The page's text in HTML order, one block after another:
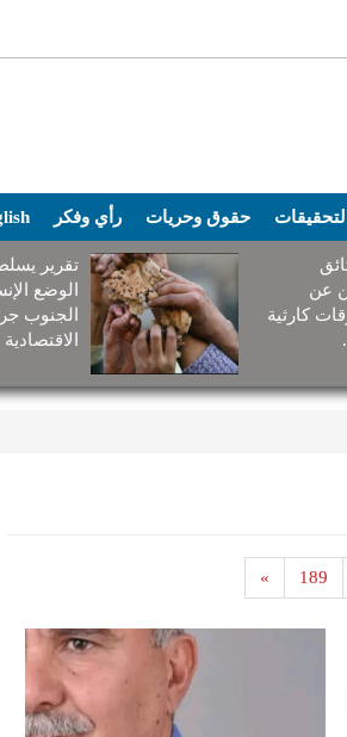
التحقيقات حقوق وحريات رأي وفكر
عن
كارثية
تقرير
الوضع
الجنوب
الاقتصادية
189
»